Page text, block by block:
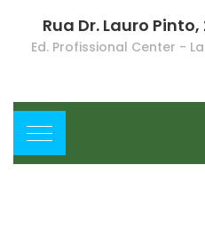
Rua Dr. Lauro
Ed. Profissional Center -